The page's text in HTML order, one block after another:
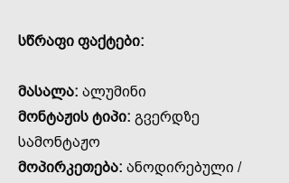
სწრაფი ფაქტები:
მასალა: ალუმინი
მონტაჟის ტიპი: გვერდზე
სამონტაჟო
მოპირკეთება: ანოდირებული /